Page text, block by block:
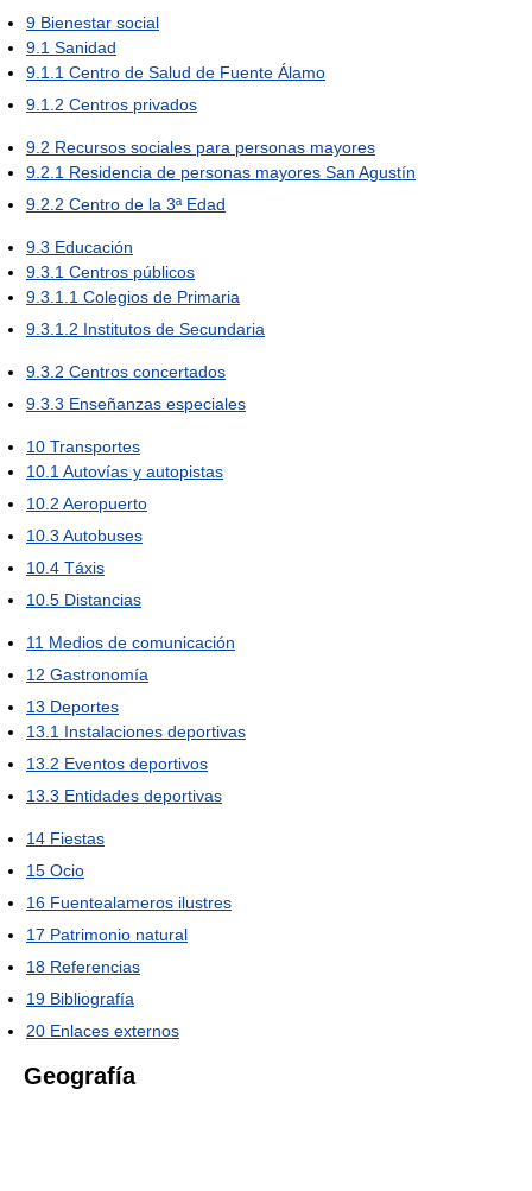
9 Bienestar social
9.1 Sanidad
9.1.1 Centro de Salud de Fuente Álamo
9.1.2 Centros privados
9.2 Recursos sociales para personas mayores
9.2.1 Residencia de personas mayores San Agustín
9.2.2 Centro de la 3ª Edad
9.3 Educación
9.3.1 Centros públicos
9.3.1.1 Colegios de Primaria
9.3.1.2 Institutos de Secundaria
9.3.2 Centros concertados
9.3.3 Enseñanzas especiales
10 Transportes
10.1 Autovías y autopistas
10.2 Aeropuerto
10.3 Autobuses
10.4 Táxis
10.5 Distancias
11 Medios de comunicación
12 Gastronomía
13 Deportes
13.1 Instalaciones deportivas
13.2 Eventos deportivos
13.3 Entidades deportivas
14 Fiestas
15 Ocio
16 Fuentealameros ilustres
17 Patrimonio natural
18 Referencias
19 Bibliografía
20 Enlaces externos
Geografía